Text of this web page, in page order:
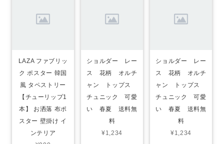
LAZA ファブリッ
ク ポスター 韓国
風 タペストリー
【チューリップ1
本】 お洒落 布ポ
スター 壁掛け イ
ンテリア
ショルダー レー
ス 花柄 オルチ
ャン トップス
チュニック 可愛
い 春夏 送料無
料
¥1,234
ショルダー レー
ス 花柄 オルチ
ャン トップス
チュニック 可愛
い 春夏 送料無
料
¥1,234